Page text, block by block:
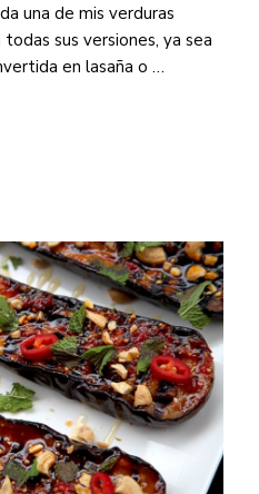
una de mis verduras
sus versiones, ya sea
en lasaña o …